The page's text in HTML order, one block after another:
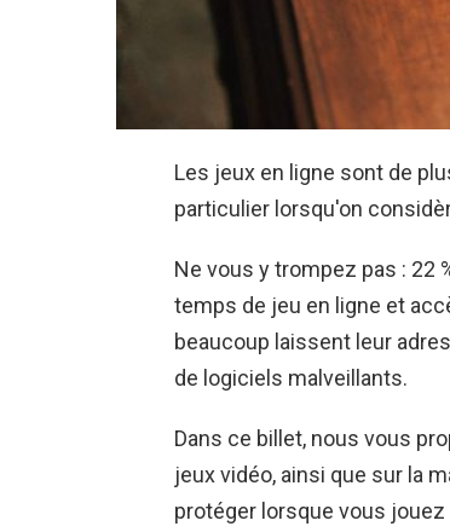
Les jeux en ligne sont de
particulier lorsqu'on
Ne vous y trompez pas : 22
temps de jeu en ligne et
beaucoup laissent leur
de logiciels malveillants.
Dans ce billet, nous vous
jeux vidéo, ainsi que sur la
protéger lorsque vous jouez